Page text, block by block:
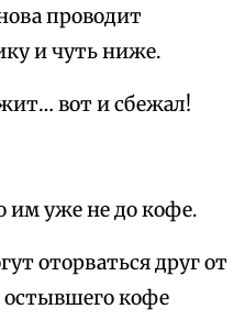
проводит
и чуть ниже.
вот и сбежал!
им уже не до кофе.
оторваться друг от
остывшего кофе